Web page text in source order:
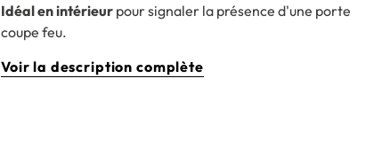
Idéal en intérieur pour signaler la présence d'une porte
coupe feu.
Voir la description complète